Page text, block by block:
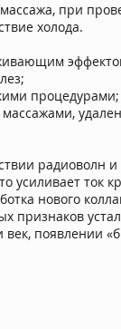
при
холода.
процедурами;
радиоволн
усиливает ток
нового
признаков
появлении